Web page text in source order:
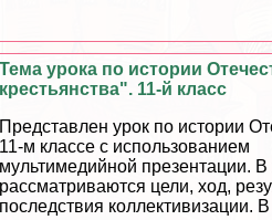
Тема урока по истории
крестьянства". 11-й класс
Представлен урок по истории
11-м классе с использованием
мультимедийной презентации. В
рассматриваются цели, ход,
последствия коллективизации.